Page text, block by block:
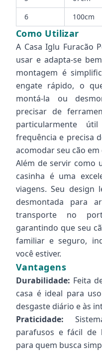
6
100cm
Como Utilizar
A Casa Iglu Furacão
usar e adapta-se
montagem é
engate rápido, o
montá-la ou
precisar de
particularmente
frequência e precisa
acomodar seu cão
Além de servir como
casinha é uma
viagens. Seu design
desmontada para
transporte no
garantindo que seu
familiar e seguro,
você estiver.
Vantagens
Durabilidade: Feita
casa é ideal para
desgaste diário e às
Praticidade:
parafusos e fácil de
para quem busca